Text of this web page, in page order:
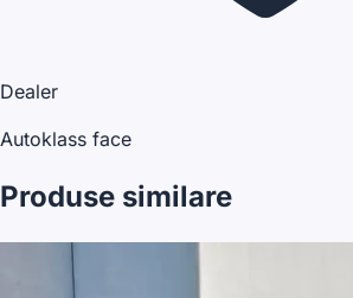
Dealer
Autoklass face
Produse similare